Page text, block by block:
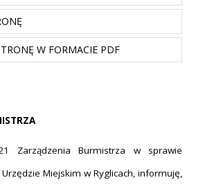
W FORMACIE PDF
Zarządzenia Burmistrza w sprawie
Miejskim w Ryglicach, informuję,